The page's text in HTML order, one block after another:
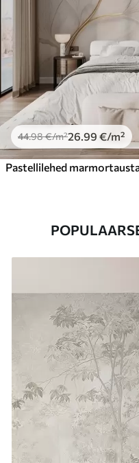
44.98€/m²26 .99 €/m²